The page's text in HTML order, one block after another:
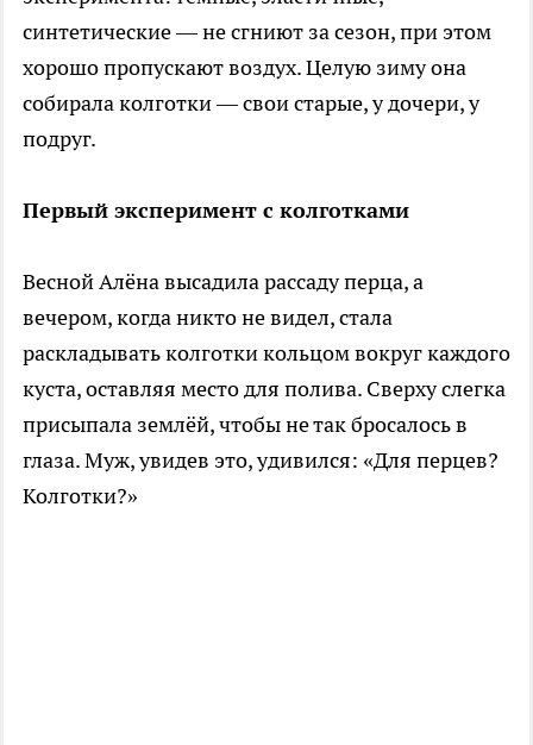
синтетические — не сгниют за сезон, при этом
хорошо пропускают воздух. Целую зиму она
собирала колготки — свои старые, у дочери, у
подруг.
Первый эксперимент с колготками
Весной Алёна высадила рассаду перца, а
вечером, когда никто не видел, стала
раскладывать колготки кольцом вокруг каждого
куста, оставляя место для полива. Сверху слегка
присыпала землёй, чтобы не так бросалось в
глаза. Муж, увидев это, удивился: «Для перцев?
Колготки?»